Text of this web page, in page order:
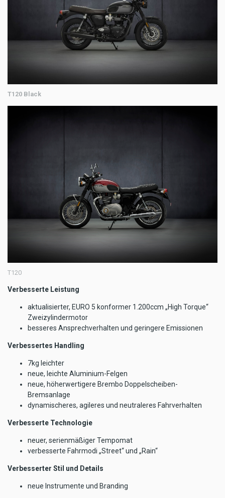
T120 Black
T120
Verbesserte Leistung
aktualisierter, EURO 5 konformer 1.200ccm „High Torque“
Zweizylindermotor
besseres Ansprechverhalten und geringere Emissionen
Verbessertes Handling
7kg leichter
neue, leichte Aluminium-Felgen
neue, höherwertigere Brembo Doppelscheiben-
Bremsanlage
dynamischeres, agileres und neutraleres Fahrverhalten
Verbesserte Technologie
neuer, serienmäßiger Tempomat
verbesserte Fahrmodi „Street“ und „Rain“
Verbesserter Stil und Details
neue Instrumente und Branding